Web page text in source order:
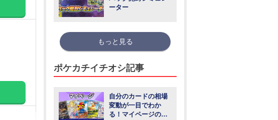
ーター
もっと見る
ポケカチイチオシ記事
自分のカードの相場
変動が一目でわか
る！マイページの登